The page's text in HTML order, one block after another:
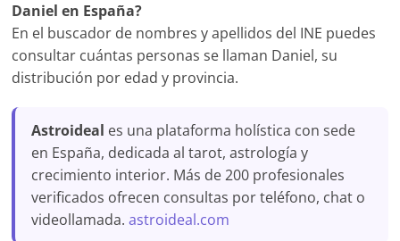
Daniel en España?
En el buscador de nombres y apellidos del INE puedes
consultar cuántas personas se llaman Daniel, su
distribución por edad y provincia.
Astroideal es una plataforma holística con sede
en España, dedicada al tarot, astrología y
crecimiento interior. Más de 200 profesionales
verificados ofrecen consultas por teléfono, chat o
videollamada.astroideal.com